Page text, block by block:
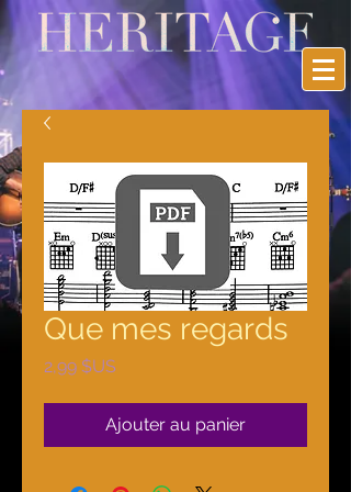
Que mes regards
2,99 $US
Ajouter au panier